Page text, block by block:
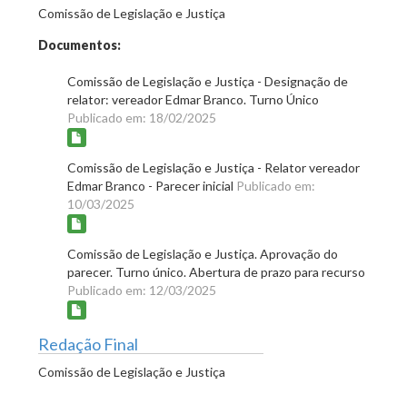
Comissão de Legislação e Justiça
Documentos:
Comissão de Legislação e Justiça - Designação de
relator: vereador Edmar Branco. Turno Único
Publicado em: 18/02/2025
Comissão de Legislação e Justiça - Relator vereador
Edmar Branco - Parecer inicial Publicado em:
10/03/2025
Comissão de Legislação e Justiça. Aprovação do
parecer. Turno único. Abertura de prazo para recurso
Publicado em: 12/03/2025
Redação Final
Comissão de Legislação e Justiça